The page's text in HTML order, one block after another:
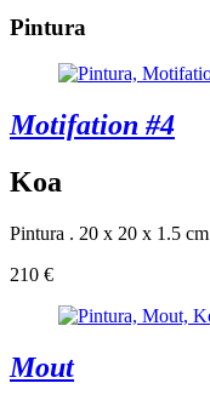
Pintura
Motifation #4
Koa
Pintura . 20 x 20 x 1.5 cm
210 €
Mout